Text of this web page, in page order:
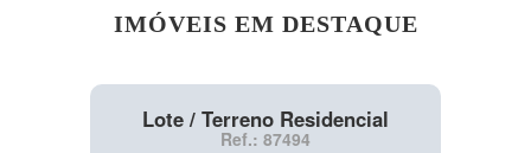
IMÓVEIS EM DESTAQUE
Lote / Terreno Residencial
Ref.: 87494